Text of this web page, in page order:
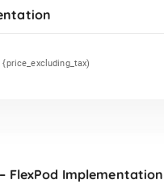
{price_excluding_tax)
– FlexPod